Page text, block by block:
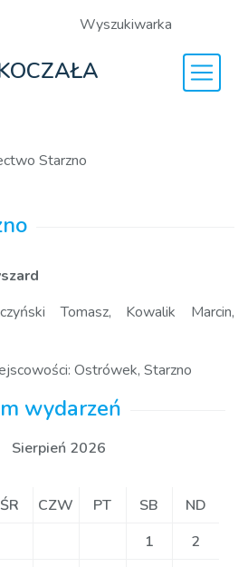
Wyszukiwarka
Starzno
Tomasz, Kowalik Marcin,
Ostrówek, Starzno
wydarzeń
Sierpień 2026
ŚR CZW PT SB
ND
1
2